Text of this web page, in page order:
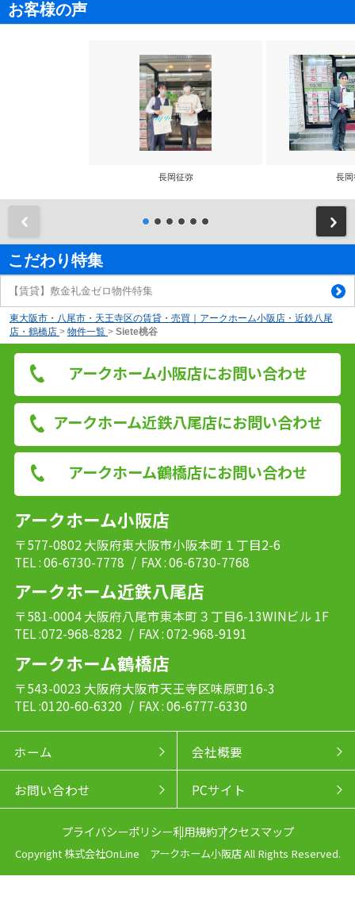
お客様の声
長岡征弥 長岡
こだわり特集
【賃貸】敷金礼金ゼロ物件特集
東大阪市・八尾市・天王寺区の賃貸・売買｜アークホーム小阪店・近鉄八尾
店・鶴橋店 > 物件一覧 > Siete桃谷
アークホーム小阪店にお問い合わせ
アークホーム近鉄八尾店にお問い合わせ
アークホーム鶴橋店にお問い合わせ
アークホーム小阪店
〒577-0802 大阪府東大阪市小阪本町１丁目2-6
TEL : 06-6730-7778 / FAX : 06-6730-7768
アークホーム近鉄八尾店
〒581-0004 大阪府八尾市東本町３丁目6-13WINビル 1F
TEL :072-968-8282 / FAX : 072-968-9191
アークホーム鶴橋店
〒543-0023 大阪府大阪市天王寺区味原町16-3
TEL :0120-60-6320 / FAX : 06-6777-6330
ホーム 会社概要
お問い合わせ PCサイト
プライバシーポリシー利用規約アクセスマップ
Copyright 株式会社OnLine アークホーム小阪店 All Rights Reserved.